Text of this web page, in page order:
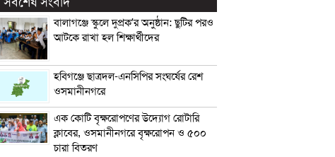
বালাগঞ্জে স্কুলে দুপ্রক’র অনুষ্ঠান: ছুটির পরও
আটকে রাখা হল শিক্ষার্থীদের
হবিগঞ্জে ছাত্রদল-এনসিপির সংঘর্ষের রেশ
ওসমানীনগরে
এক কোটি বৃক্ষরোপণের উদ্যোগ রোটারি
ক্লাবের, ওসমানীনগরে বৃক্ষরোপন ও ৫০০
চারা বিতরণ